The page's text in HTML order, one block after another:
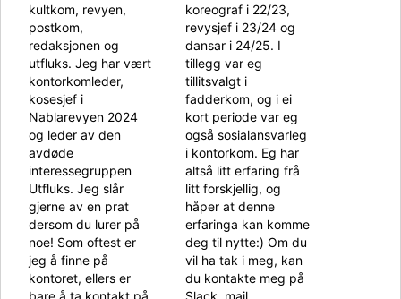
kultkom, revyen,
postkom,
redaksjonen og
utfluks. Jeg har vært
kontorkomleder,
kosesjef i
Nablarevyen 2024
og leder av den
avdøde
interessegruppen
Utfluks. Jeg slår
gjerne av en prat
dersom du lurer på
noe! Som oftest er
jeg å finne på
kontoret, ellers er
bare å ta kontakt på
koreograf i 22/23,
revysjef i 23/24 og
dansar i 24/25. I
tillegg var eg
tillitsvalgt i
fadderkom, og i ei
kort periode var eg
også sosialansvarleg
i kontorkom. Eg har
altså litt erfaring frå
litt forskjellig, og
håper at denne
erfaringa kan komme
deg til nytte:) Om du
vil ha tak i meg, kan
du kontakte meg på
Slack, mail,